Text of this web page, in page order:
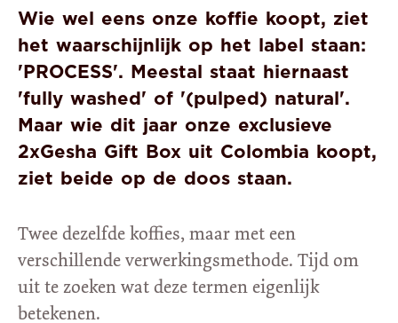
Wie wel eens onze koffie koopt, ziet
het waarschijnlijk op het label staan:
'PROCESS'. Meestal staat hiernaast
'fully washed' of '(pulped) natural'.
Maar wie dit jaar onze exclusieve
2xGesha Gift Box uit Colombia koopt,
ziet beide op de doos staan.
Twee dezelfde koffies, maar met een
verschillende verwerkingsmethode. Tijd om
uit te zoeken wat deze termen eigenlijk
betekenen.